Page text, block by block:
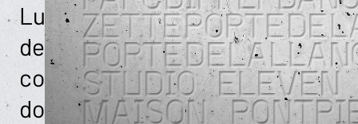
Luxembourg, nous avons au fil
des années diversifié nos
compétences dans des
domaines plus spécifiques